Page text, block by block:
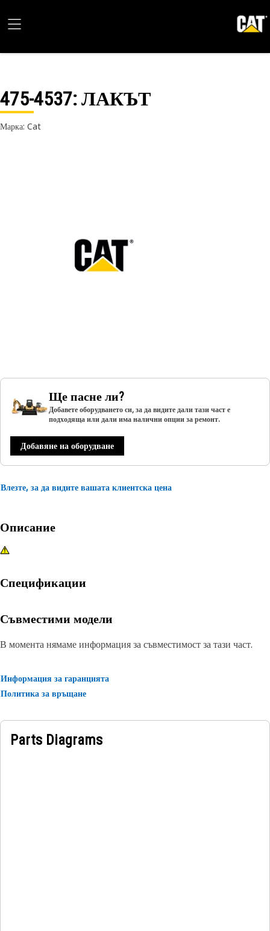
475-4537: ЛАКЪТ
Марка: Cat
Ще пасне ли?
Добавете оборудването си, за да видите дали тази част е
подходяща или дали има налични опции за ремонт.
Добавяне на оборудване
Влезте, за да видите вашата клиентска цена
Описание
Спецификации
Съвместими модели
В момента нямаме информация за съвместимост за тази част.
Информация за гаранцията
Политика за връщане
Parts Diagrams